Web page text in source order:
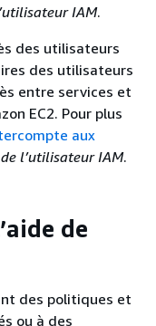
IAM.
des utilisateurs
des utilisateurs
entre services et
EC2. Pour plus
aux
l’utilisateur IAM.
de
des politiques et
ou à des